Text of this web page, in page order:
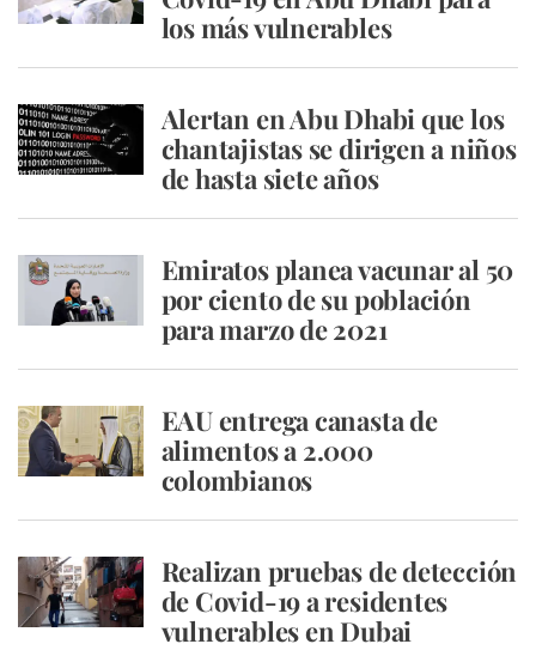
los más vulnerables
Alertan en Abu Dhabi que los
chantajistas se dirigen a niños
de hasta siete años
Emiratos planea vacunar al 50
por ciento de su población
para marzo de 2021
EAU entrega canasta de
alimentos a 2.000
colombianos
Realizan pruebas de detección
de Covid-19 a residentes
vulnerables en Dubai